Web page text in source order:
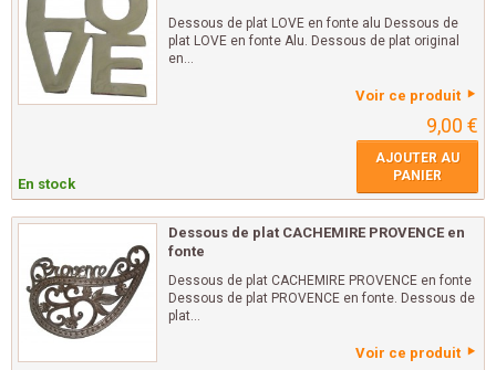
Dessous de plat LOVE en fonte alu Dessous de
plat LOVE en fonte Alu. Dessous de plat original
en...
Voir ce produit
9,00 €
En stock
AJOUTER AU
PANIER
Dessous de plat CACHEMIRE PROVENCE en
fonte
Dessous de plat CACHEMIRE PROVENCE en fonte
Dessous de plat PROVENCE en fonte. Dessous de
plat...
Voir ce produit